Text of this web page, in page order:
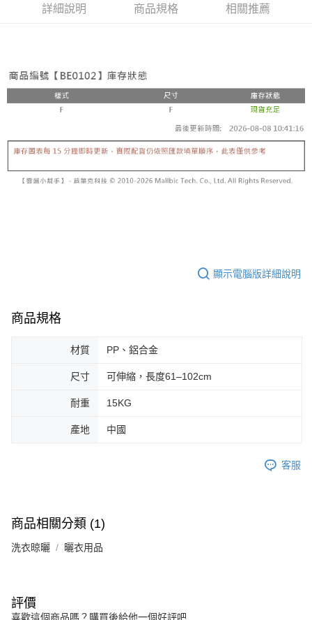
詳細說明 商品規格 相關推薦
顯示電腦版詳細說明
商品規格
材質 PP、鋁合金
尺寸 可伸縮，長度61–102cm
耐重 15KG
產地 中國
客服
商品相關分類 (1)
洗衣晾曬 曬衣用品
評價
喜歡這個商品嗎？購買後給他一個好評吧